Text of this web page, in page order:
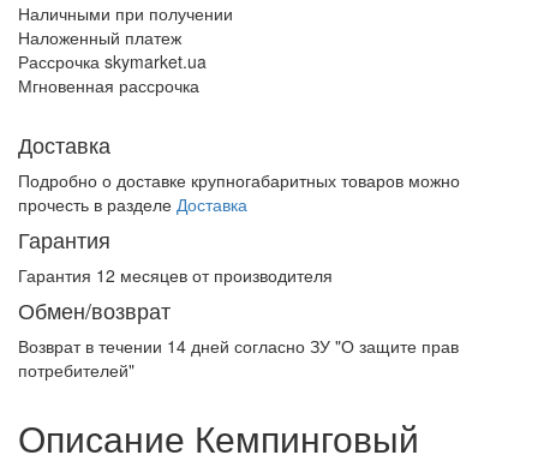
Наличными при получении
Наложенный платеж
Рассрочка skymarket.ua
Мгновенная рассрочка
Доставка
Подробно о доставке крупногабаритных товаров можно
прочесть в разделе Доставка
Гарантия
Гарантия 12 месяцев от производителя
Обмен/возврат
Возврат в течении 14 дней согласно ЗУ "О защите прав
потребителей"
Описание Кемпинговый